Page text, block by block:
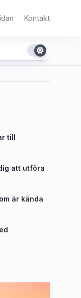
Kontakt
till
att utföra
är kända